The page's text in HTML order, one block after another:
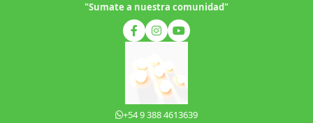
"Sumate a nuestra comunidad"
+54 9 388 4613639